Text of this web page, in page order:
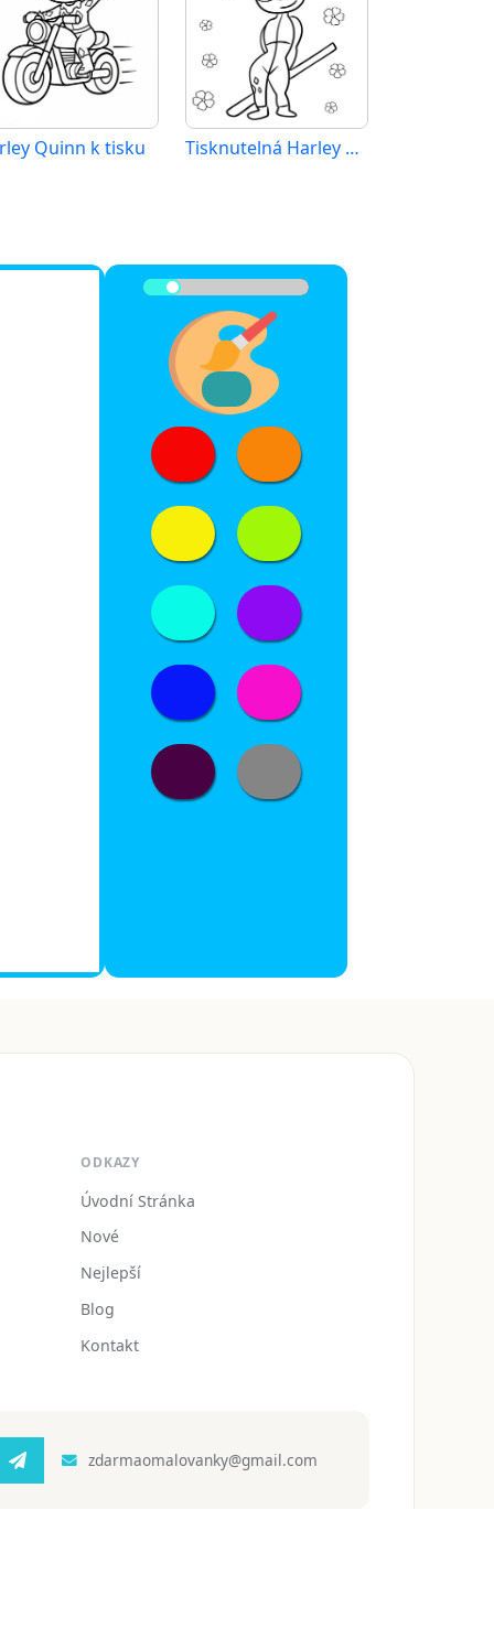
Quinn k tisku Tisknutelná Harley Quinn
ODKAZY
Úvodní Stránka
Nové
Nejlepší
Blog
Kontakt
zdarmaomalovanky@gmail.com